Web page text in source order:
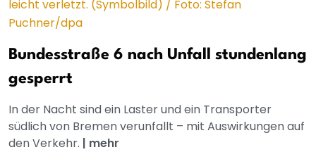
Bundesstraße 6 nach Unfall stundenlang
gesperrt
In der Nacht sind ein Laster und ein Transporter
südlich von Bremen verunfallt – mit Auswirkungen auf
den Verkehr. | mehr